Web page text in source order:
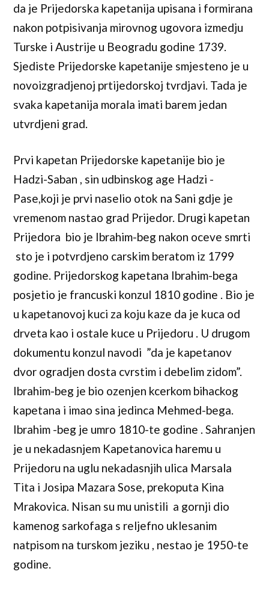
da je Prijedorska kapetanija upisana i formirana
nakon potpisivanja mirovnog ugovora izmedju
Turske i Austrije u Beogradu godine 1739.
Sjediste Prijedorske kapetanije smjesteno je u
novoizgradjenoj prtijedorskoj tvrdjavi. Tada je
svaka kapetanija morala imati barem jedan
utvrdjeni grad.
Prvi kapetan Prijedorske kapetanije bio je
Hadzi-Saban , sin udbinskog age Hadzi -
Pase,koji je prvi naselio otok na Sani gdje je
vremenom nastao grad Prijedor. Drugi kapetan
Prijedora bio je Ibrahim-beg nakon oceve smrti
sto je i potvrdjeno carskim beratom iz 1799
godine. Prijedorskog kapetana Ibrahim-bega
posjetio je francuski konzul 1810 godine . Bio je
u kapetanovoj kuci za koju kaze da je kuca od
drveta kao i ostale kuce u Prijedoru . U drugom
dokumentu konzul navodi ”da je kapetanov
dvor ogradjen dosta cvrstim i debelim zidom”.
Ibrahim-beg je bio ozenjen kcerkom bihackog
kapetana i imao sina jedinca Mehmed-bega.
Ibrahim -beg je umro 1810-te godine . Sahranjen
je u nekadasnjem Kapetanovica haremu u
Prijedoru na uglu nekadasnjih ulica Marsala
Tita i Josipa Mazara Sose, prekoputa Kina
Mrakovica. Nisan su mu unistili a gornji dio
kamenog sarkofaga s reljefno uklesanim
natpisom na turskom jeziku , nestao je 1950-te
godine.